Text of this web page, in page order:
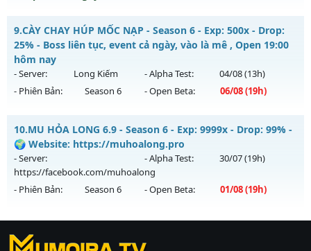
Thể loại: Mu Nguyên bản Webzen
Antihack: VIP SHIELD
Mu Việt Nam - GIẢI TRÍ-DỄ CHƠI
Mu mới ra tháng 08 2026 - Mở máy chủViệt Namvào 13h
ngày 10/08/2626
Exp: 500x - Drop: 20%
Thể loại: Mu Nguyên bản Webzen
Antihack: PRO
9.CÀY CHAY HÚP MỐC NẠP - Season 6 - Exp: 500x - Drop:
25% - Boss liên tục, event cả ngày, vào là mê , Open 19:00
hôm nay
- Server: Long Kiếm - Alpha Test: 04/08(13h)
- Phiên Bản:
Season 6 - Open Beta: 06/08(19h)
CÀY CHAY HÚP MỐC NẠP - Boss liên tục, event cả ngày, vào
là mê , Open 19:00 hôm nay
Mu mới ra tháng 08 2026 - Mở máy chủ
Long Kiếmvào 19h
ngày 06/08/2626
Exp: 500x - Drop: 25%
Thể loại: Mu Nguyên bản Webzen
10.MU HỎA LONG 6.9 - Season 6 - Exp: 9999x - Drop: 99% -
🌍 Website: https://muhoalong.pro
- Server:
https://facebook.com/muhoalong
- Alpha Test: 30/07(19h)
- Phiên Bản: Season 6 - Open Beta: 01/08(19h)
MU HỎA LONG 6.9 - 🌍 Website: https://muhoalong.pro
Mu mới ra tháng 08 2026 - Mở máy chủ
https://ktdb.net/ |789club